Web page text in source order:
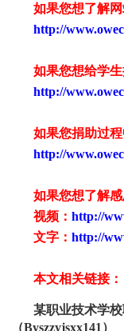
如果您想了解
http://
如果您想给学
http://
如果您捐助过
http://
如果您想了解
视频： http://
文字： http://
本文相关链接：
某职业技术学
（Byszzyjsxx141）